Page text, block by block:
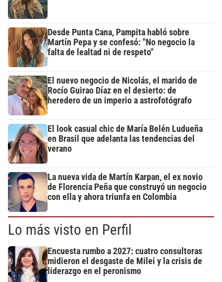
Desde Punta Cana, Pampita habló sobre
Martín Pepa y se confesó: "No negocio la
falta de lealtad ni de respeto"
El nuevo negocio de Nicolás, el marido de
Rocío Guirao Díaz en el desierto: de
heredero de un imperio a astrofotógrafo
El look casual chic de María Belén Ludueña
en Brasil que adelanta las tendencias del
verano
La nueva vida de Martín Karpan, el ex novio
de Florencia Peña que construyó un negocio
con ella y ahora triunfa en Colombia
Lo más visto en Perfil
Encuesta rumbo a 2027: cuatro consultoras
midieron el desgaste de Milei y la crisis de
liderazgo en el peronismo